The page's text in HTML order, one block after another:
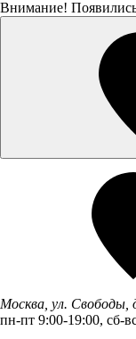
Внимание!
Москва, ул. Свободы,
пн-пт 9:00-19:00, сб-